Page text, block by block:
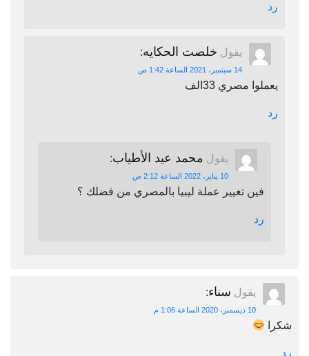
رد
يقول خلصت الحكايه:
14 سبتمبر، 2021 الساعة 1:42 ص
يعملوا مصري 33الف
رد
يقول محمد عيد الأطياب:
10 يناير، 2022 الساعة 2:12 ص
فين تغيير عملة ليبيا بالمصري من فضلك ؟
رد
يقول سناء:
10 ديسمبر، 2020 الساعة 1:06 م
شكرا
رد